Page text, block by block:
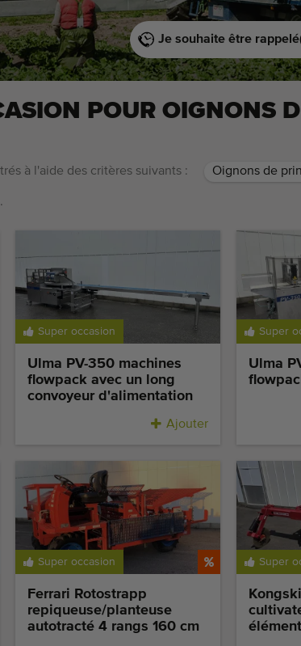
Je souhaite être
POUR OIGNONS
à l'aide des critères suivants : Oignons de
Super occasion
Ulma PV-350 machines
flowpack avec un long
convoyeur d'alimentation
Ajouter
Super
Ulma
Super occasion
Ferrari Rotostrapp
repiqueuse/planteuse
autotracté 4 rangs 160 cm
Super